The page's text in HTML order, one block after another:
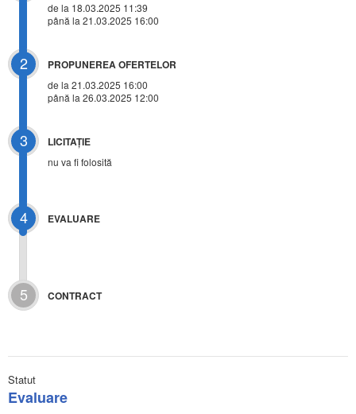
de la 18.03.2025 11:39
până la 21.03.2025 16:00
2 PROPUNEREA OFERTELOR
de la 21.03.2025 16:00
până la 26.03.2025 12:00
3 LICITAŢIE
nu va fi folosită
4 EVALUARE
5 CONTRACT
Statut
Evaluare